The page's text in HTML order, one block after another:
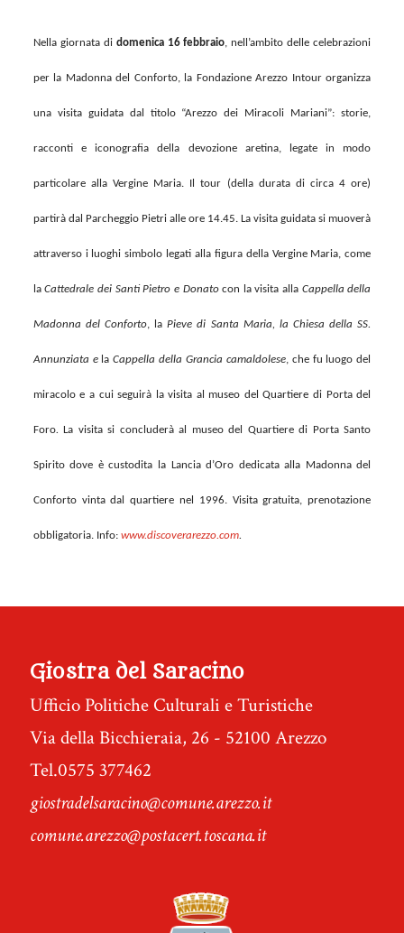
Nella giornata di domenica 16 febbraio, nell’ambito delle celebrazioni
per la Madonna del Conforto, la Fondazione Arezzo Intour organizza
una visita guidata dal titolo “Arezzo dei Miracoli Mariani”: storie,
racconti e iconografia della devozione aretina, legate in modo
particolare alla Vergine Maria. Il tour (della durata di circa 4 ore)
partirà dal Parcheggio Pietri alle ore 14.45. La visita guidata si muoverà
attraverso i luoghi simbolo legati alla figura della Vergine Maria, come
laCattedrale dei Santi Pietro e Donatocon la visita alla Cappella della
Madonna del Conforto, laPieve di Santa Maria, la Chiesa della SS.
Annunziata elaCappella della Grancia camaldolese, che fu luogo del
miracolo e a cui seguirà la visita al museo del Quartiere di Porta del
Foro. La visita si concluderà al museo del Quartiere di Porta Santo
Spirito dove è custodita la Lancia d’Oro dedicata alla Madonna del
Conforto vinta dal quartiere nel 1996. Visita gratuita, prenotazione
obbligatoria. Info: www.discoverarezzo.com.
Giostra del Saracino
Ufficio Politiche Culturali e Turistiche
Via della Bicchieraia, 26 - 52100 Arezzo
Tel.0575 377462
giostradelsaracino@comune.arezzo.it
comune.arezzo@postacert.toscana.it